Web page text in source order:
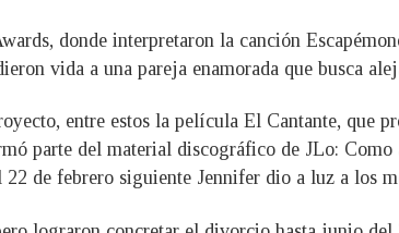
donde interpretaron la canción
vida a una pareja enamorada que busca
entre estos la película El Cantante, que
parte del material discográfico de JLo: Como
de febrero siguiente Jennifer dio a luz a los